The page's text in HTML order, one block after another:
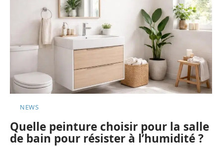
NEWS
Quelle peinture choisir pour la salle
de bain pour résister à l’humidité ?